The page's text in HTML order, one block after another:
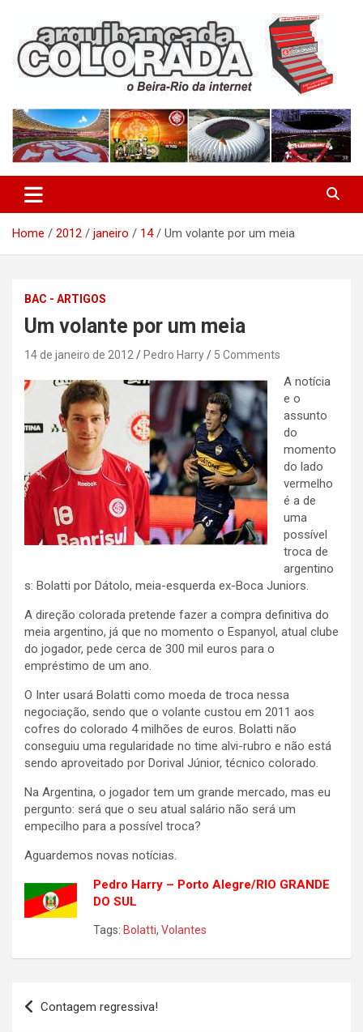
content
Arquibancada Colorada
Home 2012 janeiro 14 Um volante por um meia
BAC - ARTIGOS
Um volante por um meia
14 de janeiro de 2012 Pedro Harry 5 Comments
A notícia
e o
assunto
do
momento
do lado
vermelho
é a de
uma
possível
troca de
argentino
s: Bolatti por Dátolo, meia-esquerda ex-Boca Juniors.
A direção colorada pretende fazer a compra definitiva do
meia argentino, já que no momento o Espanyol, atual clube
do jogador, pede cerca de 300 mil euros para o
empréstimo de um ano.
O Inter usará Bolatti como moeda de troca nessa
negociação, sendo que o volante custou em 2011 aos
cofres do colorado 4 milhões de euros. Bolatti não
conseguiu uma regularidade no time alvi-rubro e não está
sendo aproveitado por Dorival Júnior, técnico colorado.
Na Argentina, o jogador tem um grande mercado, mas eu
pergunto: será que o seu atual salário não será um
empecilho para a possível troca?
Aguardemos novas notícias.
Pedro Harry – Porto Alegre/RIO GRANDE
DO SUL
Tags: Bolatti, Volantes
Navegação
de
Contagem regressiva!